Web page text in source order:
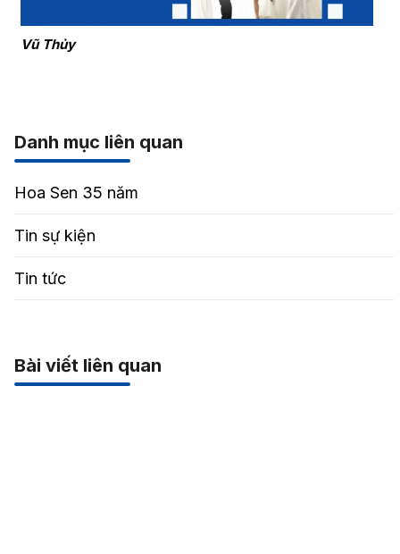
Vũ Thủy
Danh mục liên quan
Hoa Sen 35 năm
Tin sự kiện
Tin tức
Bài viết liên quan